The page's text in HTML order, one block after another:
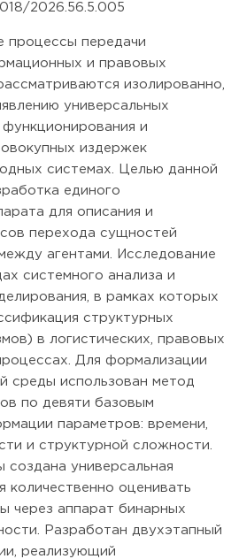
2026.56.5.005
процессы передачи
и правовых
изолированно,
универсальных
и
издержек
системах. Целью данной
единого
для описания и
перехода сущностей
агентами. Исследование
системного анализа и
в рамках которых
структурных
в логистических, правовых
Для формализации
среды использован метод
по девяти базовым
параметров: времени,
и структурной сложности.
создана универсальная
количественно оценивать
через аппарат бинарных
Разработан двухэтапный
реализующий